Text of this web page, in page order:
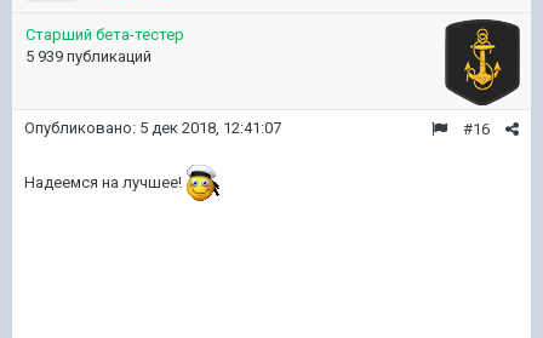
Старший бета-тестер
5 939 публикаций
#16
Опубликовано: 5 дек 2018, 12:41:07
Надеемся на лучшее!